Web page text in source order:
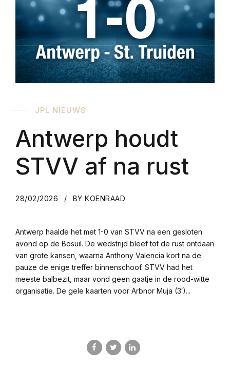
JPL NIEUWS
Antwerp houdt
STVV af na rust
28/02/2026 BY KOENRAAD
Antwerp haalde het met 1-0 van STVV na een gesloten
avond op de Bosuil. De wedstrijd bleef tot de rust ontdaan
van grote kansen, waarna Anthony Valencia kort na de
pauze de enige treffer binnenschoof. STVV had het
meeste balbezit, maar vond geen gaatje in de rood-witte
organisatie. De gele kaarten voor Arbnor Muja (3′)...